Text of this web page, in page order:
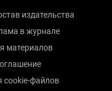
издательства
в журнале
материалов
cookie-файлов